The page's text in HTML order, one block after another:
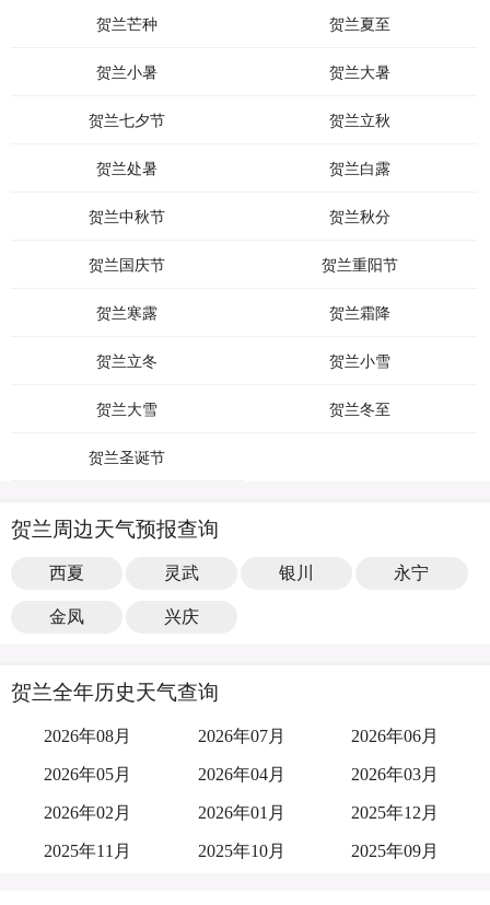
贺兰芒种 贺兰夏至
贺兰小暑 贺兰大暑
贺兰七夕节 贺兰立秋
贺兰处暑 贺兰白露
贺兰中秋节 贺兰秋分
贺兰国庆节 贺兰重阳节
贺兰寒露 贺兰霜降
贺兰立冬 贺兰小雪
贺兰大雪 贺兰冬至
贺兰圣诞节
贺兰周边天气预报查询
西夏 灵武 银川 永宁
金凤 兴庆
贺兰全年历史天气查询
2026年08月 2026年07月 2026年06月
2026年05月 2026年04月 2026年03月
2026年02月 2026年01月 2025年12月
2025年11月 2025年10月 2025年09月